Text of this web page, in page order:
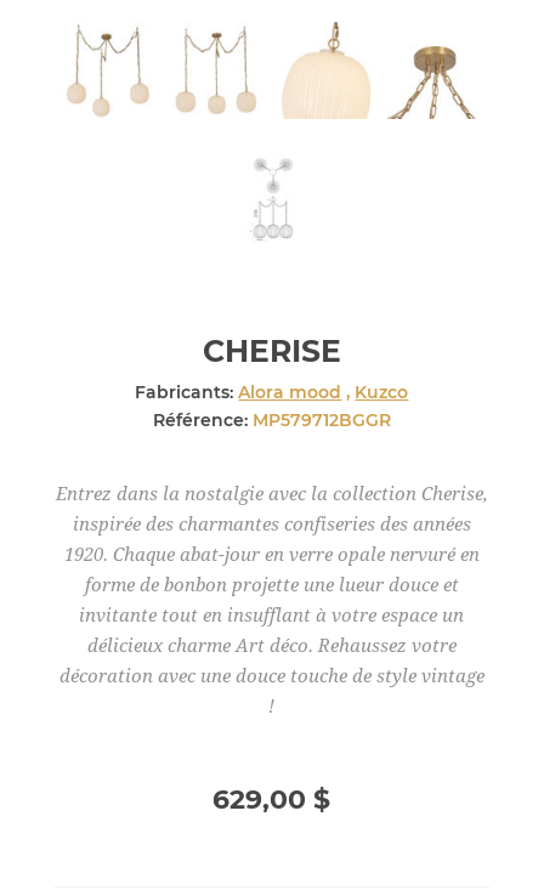
CHERISE
Fabricants: Alora mood , Kuzco
Référence: MP579712BGGR
Entrez dans la nostalgie avec la collection Cherise,
inspirée des charmantes confiseries des années
1920. Chaque abat-jour en verre opale nervuré en
forme de bonbon projette une lueur douce et
invitante tout en insufflant à votre espace un
délicieux charme Art déco. Rehaussez votre
décoration avec une douce touche de style vintage
!
629,00 $